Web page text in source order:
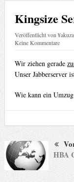
Kingsize
Veröffentlicht von
Keine Kommentare
Wir ziehen gerade
Unser Jabberserver
Wie kann ein
HBA